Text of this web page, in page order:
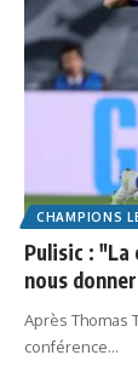
CHAMPIONS
Pulisic :
nous
Après Thomas
conférence…